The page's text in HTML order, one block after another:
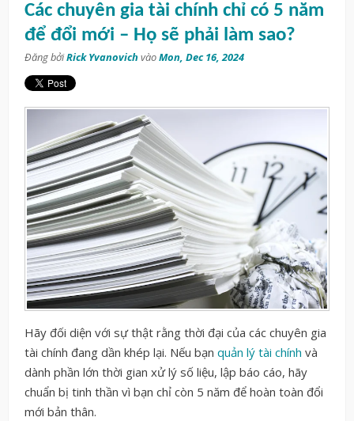
Các chuyên gia tài chính chỉ có 5 năm
để đổi mới – Họ sẽ phải làm sao?
Đăng bởiRick Yvanovich vàoMon, Dec 16, 2024
Hãy đối diện với sự thật rằng thời đại của các chuyên gia
tài chính đang dần khép lại. Nếu bạn quản lý tài chính và
dành phần lớn thời gian xử lý số liệu, lập báo cáo, hãy
chuẩn bị tinh thần vì bạn chỉ còn 5 năm để hoàn toàn đổi
mới bản thân.